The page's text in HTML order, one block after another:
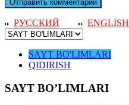
РУССКИЙ ENGLISH
SAYT BO'LIMLARI
QIDIRISH
SAYT BO’LIMLARI